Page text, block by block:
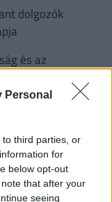
Personal
third parties, or
for
below opt-out
that after your
seeing
dolgozók
és az